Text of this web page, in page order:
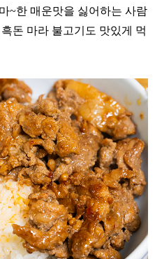
~한 매운맛을 싫어하는 사람
돈 마라 불고기도 맛있게 먹